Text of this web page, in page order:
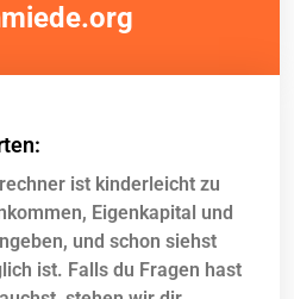
ist kinderleicht zu
Eigenkapital und
und schon siehst
ist. Falls du Fragen hast